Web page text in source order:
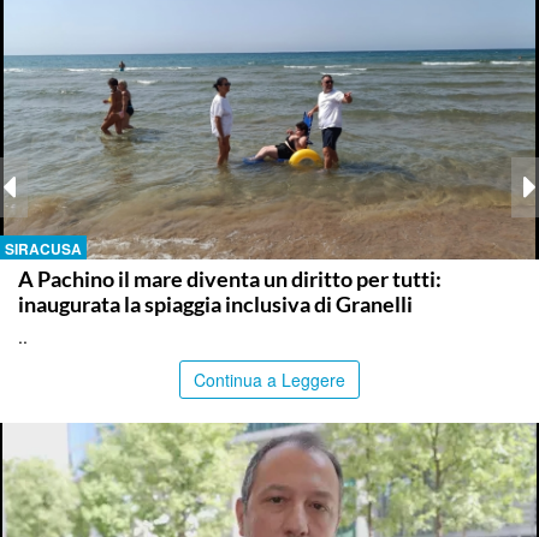
SIRACUSA
A Pachino il mare diventa un diritto per tutti:
inaugurata la spiaggia inclusiva di Granelli
..
Continua a Leggere